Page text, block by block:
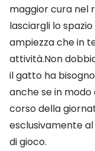
maggior cura nel
lasciargli lo
ampiezza che in
attività.Non
il gatto ha
anche se in modo
corso della
esclusivamente
di gioco.